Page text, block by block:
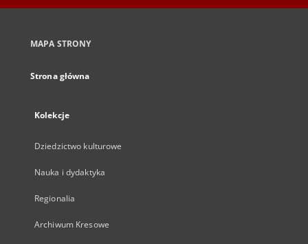
MAPA STRONY
Strona główna
Kolekcje
Dziedzictwo kulturowe
Nauka i dydaktyka
Regionalia
Archiwum Kresowe